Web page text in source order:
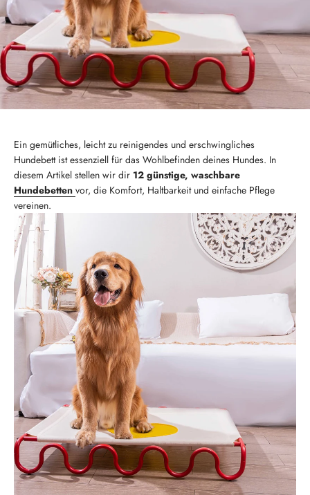
Ein gemütliches, leicht zu reinigendes und erschwingliches
Hundebett ist essenziell für das Wohlbefinden deines Hundes. In
diesem Artikel stellen wir dir 12 günstige, waschbare
Hundebetten vor, die Komfort, Haltbarkeit und einfache Pflege
vereinen.